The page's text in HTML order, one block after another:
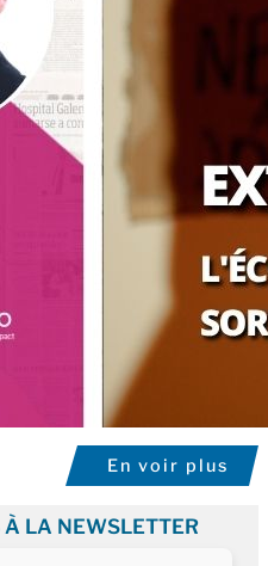
En voir plus
À LA NEWSLETTER